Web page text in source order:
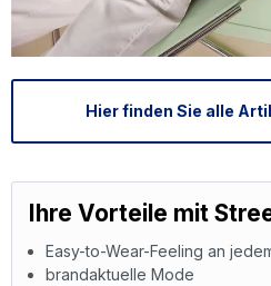
Hier finden Sie alle
Ihre Vorteile mit
Easy-to-Wear-Feeling an
brandaktuelle Mode